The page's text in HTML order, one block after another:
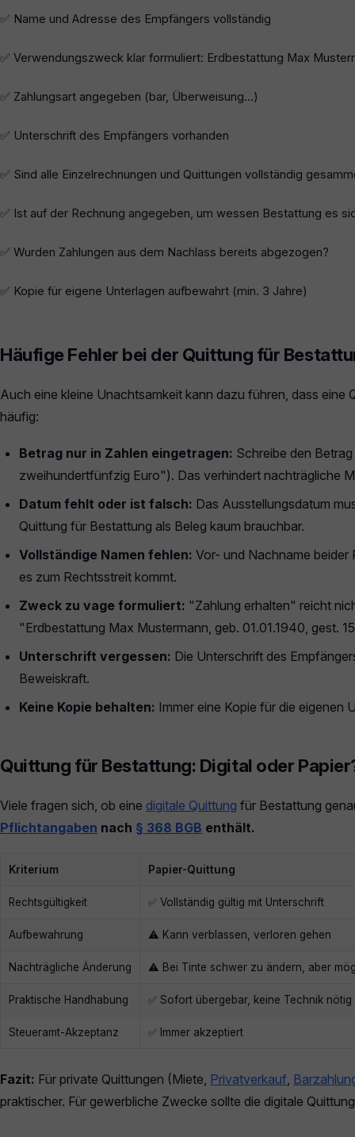
✅ Name und Adresse des Empfängers vollständig
✅ Verwendungszweck klar formuliert: Erdbestattung Max
✅ Zahlungsart angegeben (bar, Überweisung…)
✅ Unterschrift des Empfängers vorhanden
✅ Sind alle Einzelrechnungen und Quittungen vollständig
✅ Ist auf der Rechnung angegeben, um wessen Bestattung es
✅ Wurden Zahlungen aus dem Nachlass bereits abgezogen?
✅ Kopie für eigene Unterlagen aufbewahrt (min. 3 Jahre)
Häufige Fehler bei der Quittung für
Auch eine kleine Unachtsamkeit kann dazu führen, dass
häufig:
Betrag nur in Zahlen eingetragen: Schreibe den
zweihundertfünfzig Euro"). Das verhindert nachträgliche
Datum fehlt oder ist falsch: Das Ausstellungsdatum
Quittung für Bestattung als Beleg kaum brauchbar.
Vollständige Namen fehlen: Vor- und Nachname beider
es zum Rechtsstreit kommt.
Zweck zu vage formuliert: "Zahlung erhalten" reicht
"Erdbestattung Max Mustermann, geb. 01.01.1940, gest.
Unterschrift vergessen: Die Unterschrift des
Beweiskraft.
Keine Kopie behalten: Immer eine Kopie für die eigenen
Quittung für Bestattung: Digital oder
Viele fragen sich, ob eine digitale Quittung für Bestattung
Pflichtangaben nach § 368 BGB enthält.
Kriterium Papier-Quittung
Rechtsgültigkeit ✅ Vollständig gültig mit Unterschrift
Aufbewahrung ⚠️ Kann verblassen, verloren gehen
Nachträgliche Änderung ⚠️ Bei Tinte schwer zu ändern, aber
Praktische Handhabung ✅ Sofort übergebar, keine Technik nötig
Steueramt-Akzeptanz ✅ Immer akzeptiert
Fazit: Für private Quittungen (Miete, Privatverkauf
praktischer. Für gewerbliche Zwecke sollte die digitale